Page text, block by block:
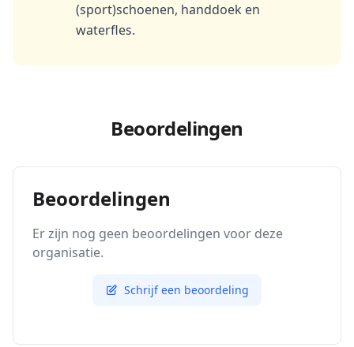
(sport)schoenen, handdoek en
waterfles.
Beoordelingen
Beoordelingen
Er zijn nog geen beoordelingen voor deze
organisatie.
Schrijf een beoordeling